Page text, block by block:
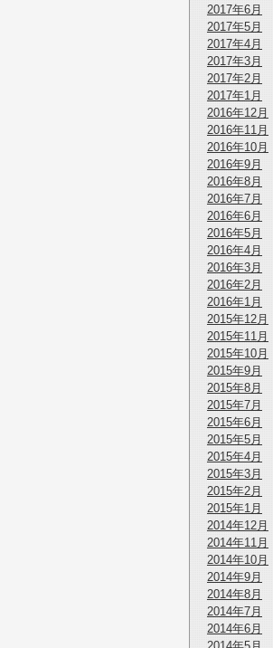
2017年6月
2017年5月
2017年4月
2017年3月
2017年2月
2017年1月
2016年12月
2016年11月
2016年10月
2016年9月
2016年8月
2016年7月
2016年6月
2016年5月
2016年4月
2016年3月
2016年2月
2016年1月
2015年12月
2015年11月
2015年10月
2015年9月
2015年8月
2015年7月
2015年6月
2015年5月
2015年4月
2015年3月
2015年2月
2015年1月
2014年12月
2014年11月
2014年10月
2014年9月
2014年8月
2014年7月
2014年6月